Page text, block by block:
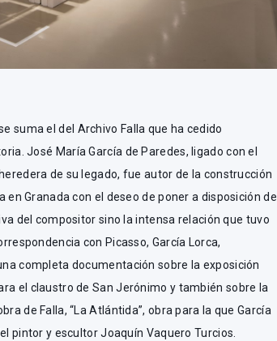
suma el del Archivo Falla que ha cedido
José María García de Paredes, ligado con el
de su legado, fue autor de la construcción
en Granada con el deseo de poner a disposición de
del compositor sino la intensa relación que tuvo
con Picasso, García Lorca,
completa documentación sobre la exposición
el claustro de San Jerónimo y también sobre la
de Falla, “La Atlántida”, obra para la que García
pintor y escultor Joaquín Vaquero Turcios.